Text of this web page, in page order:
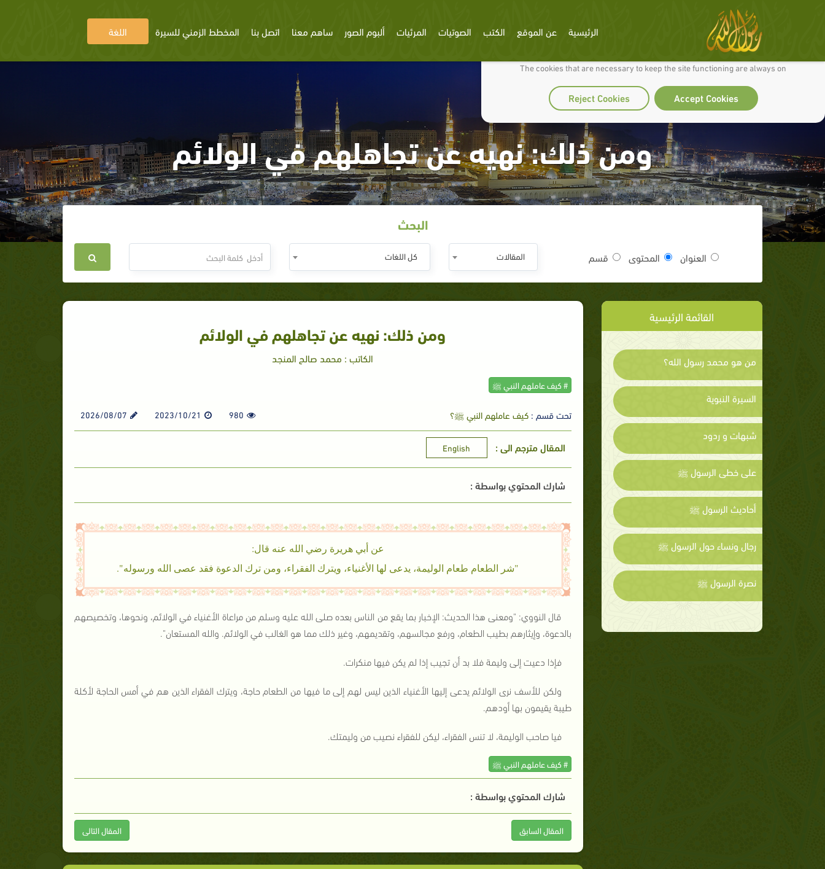
We use cookies to make our site work well for you and so we can continually improve it.
The cookies that are necessary to keep the site functioning are always on
Accept Cookies
Reject Cookies
الرئيسية عن الموقع الكتب الصوتيات المرئيات ألبوم الصور ساهم معنا اتصل بنا المخطط الزمني للسيرة اللغة
ومن ذلك: نهيه عن تجاهلهم في الولائم
البحث
العنوان المحتوى قسم المقالات كل اللغات
القائمة الرئيسية
من هو محمد رسول الله؟
السيرة النبوية
شبهات و ردود
على خطى الرسول ﷺ
أحاديث الرسول ﷺ
رجال ونساء حول الرسول ﷺ
نصرة الرسول ﷺ
ومن ذلك: نهيه عن تجاهلهم في الولائم
الكاتب : محمد صالح المنجد
# كيف عاملهم النبي ﷺ
تحت قسم :كيف عاملهم النبي ﷺ؟ 980
2023/10/21
2026/08/07
المقال مترجم الى : English
شارك المحتوي بواسطة :
عن أبي هريرة رضي الله عنه قال:
"شر الطعام طعام الوليمة، يدعى لها الأغنياء، ويترك الفقراء، ومن ترك الدعوة فقد عصى الله ورسوله".
قال النووي: "ومعنى هذا الحديث: الإخبار بما يقع من الناس بعده صلى الله عليه وسلم من مراعاة الأغنياء في الولائم، ونحوها، وتخصيصهم
بالدعوة، وإيثارهم بطيب الطعام، ورفع مجالسهم، وتقديمهم، وغير ذلك مما هو الغالب في الولائم. والله المستعان".
فإذا دعيت إلى وليمة فلا بد أن تجيب إذا لم يكن فيها منكرات.
ولكن للأسف نرى الولائم يدعى إليها الأغنياء الذين ليس لهم إلى ما فيها من الطعام حاجة، ويترك الفقراء الذين هم في أمس الحاجة لأكلة
طيبة يقيمون بها أودهم.
فيا صاحب الوليمة، لا تنس الفقراء، ليكن للفقراء نصيب من وليمتك.
# كيف عاملهم النبي ﷺ
شارك المحتوي بواسطة :
المقال السابق المقال التالى